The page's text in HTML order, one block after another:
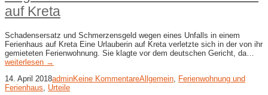
auf Kreta
Schadensersatz und Schmerzensgeld wegen eines Unfalls in einem
Ferienhaus auf Kreta Eine Urlauberin auf Kreta verletzte sich in der von ihr
gemieteten Ferienwohnung. Sie klagte vor dem deutschen Gericht, da…
weiterlesen →
14. April 2018adminKeine KommentareAllgemein
Ferienwohnung und
Ferienhaus
Urteile